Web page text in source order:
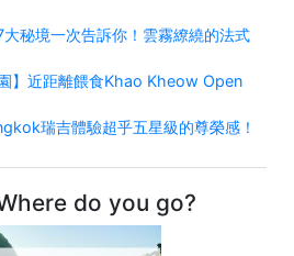
大秘境一次告訴你！雲霧繚繞的法式
園】近距離餵食Khao Kheow Open
瑞吉體驗超乎五星級的尊榮感！
do you go?